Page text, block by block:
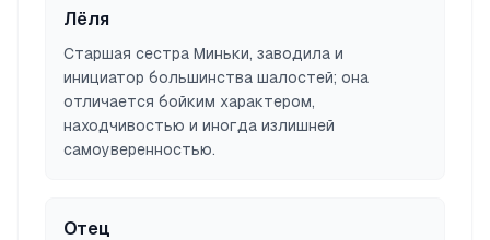
Лёля
Старшая сестра Миньки, заводила и
инициатор большинства шалостей; она
отличается бойким характером,
находчивостью и иногда излишней
самоуверенностью.
Отец